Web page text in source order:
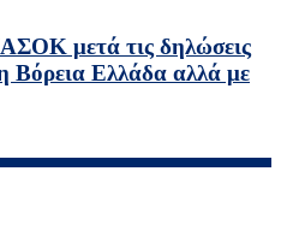
μετά τις δηλώσεις
Βόρεια Ελλάδα αλλά με